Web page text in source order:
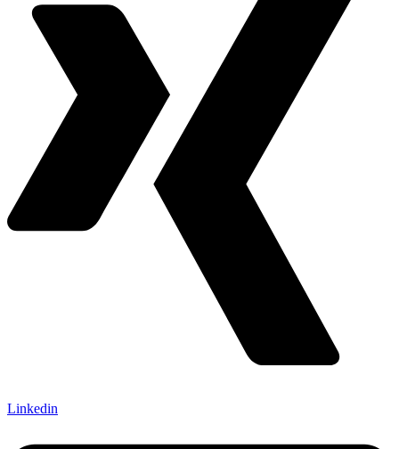
Linkedin